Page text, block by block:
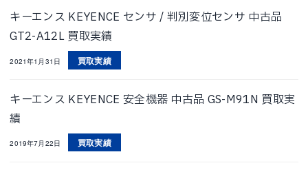
キーエンス KEYENCE センサ / 判別変位センサ 中古品
GT2-A12L 買取実績
2021年1月31日 買取実績
キーエンス KEYENCE 安全機器 中古品 GS-M91N 買取実
績
2019年7月22日 買取実績